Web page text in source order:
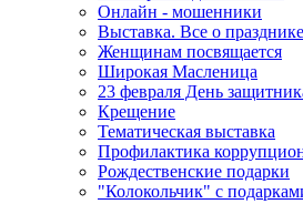
Онлайн - мошенники
Выставка. Все о
Женщинам посвящается
Широкая Масленица
23 февраля День
Крещение
Тематическая выставка
Профилактика
Рождественские подарки
"Колокольчик" с